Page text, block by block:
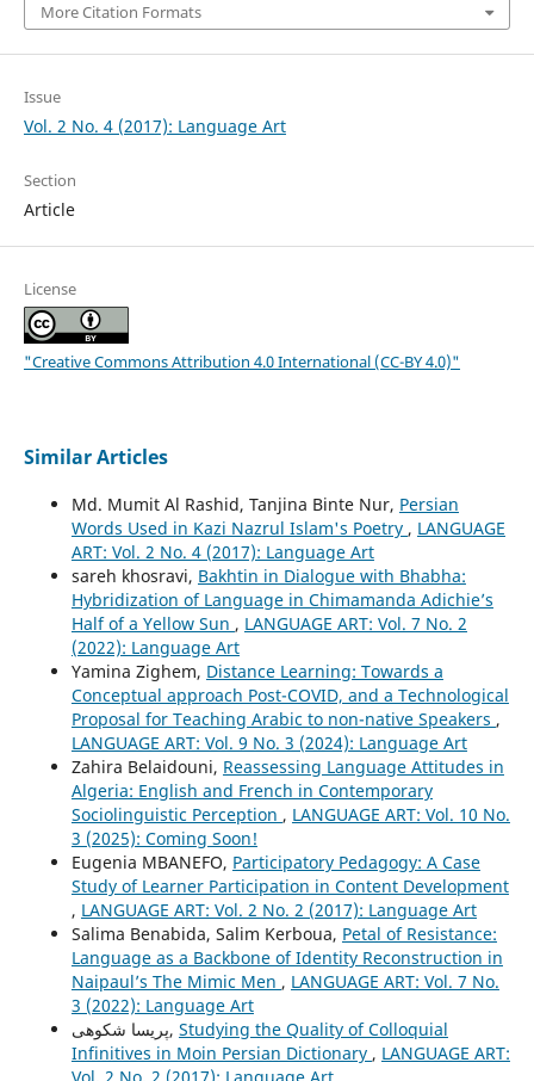
More Citation Formats
Issue
Vol. 2 No. 4 (2017): Language Art
Section
Article
License
"Creative Commons Attribution 4.0 International (CC-BY 4.0)"
Similar Articles
Md. Mumit Al Rashid, Tanjina Binte Nur, Persian
Words Used in Kazi Nazrul Islam's Poetry , LANGUAGE
ART: Vol. 2 No. 4 (2017): Language Art
sareh khosravi, Bakhtin in Dialogue with Bhabha:
Hybridization of Language in Chimamanda Adichie’s
Half of a Yellow Sun , LANGUAGE ART: Vol. 7 No. 2
(2022): Language Art
Yamina Zighem, Distance Learning: Towards a
Conceptual approach Post-COVID, and a Technological
Proposal for Teaching Arabic to non-native Speakers ,
LANGUAGE ART: Vol. 9 No. 3 (2024): Language Art
Zahira Belaidouni, Reassessing Language Attitudes in
Algeria: English and French in Contemporary
Sociolinguistic Perception , LANGUAGE ART: Vol. 10 No.
3 (2025): Coming Soon!
Eugenia MBANEFO, Participatory Pedagogy: A Case
Study of Learner Participation in Content Development
, LANGUAGE ART: Vol. 2 No. 2 (2017): Language Art
Salima Benabida, Salim Kerboua, Petal of Resistance:
Language as a Backbone of Identity Reconstruction in
Naipaul’s The Mimic Men , LANGUAGE ART: Vol. 7 No.
3 (2022): Language Art
پریسا شکوهی, Studying the Quality of Colloquial
Infinitives in Moin Persian Dictionary , LANGUAGE ART: